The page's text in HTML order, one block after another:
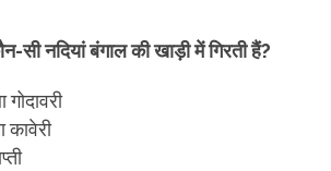
सी नदियां बंगाल की खाड़ी में गिरती हैं?
कावेरी